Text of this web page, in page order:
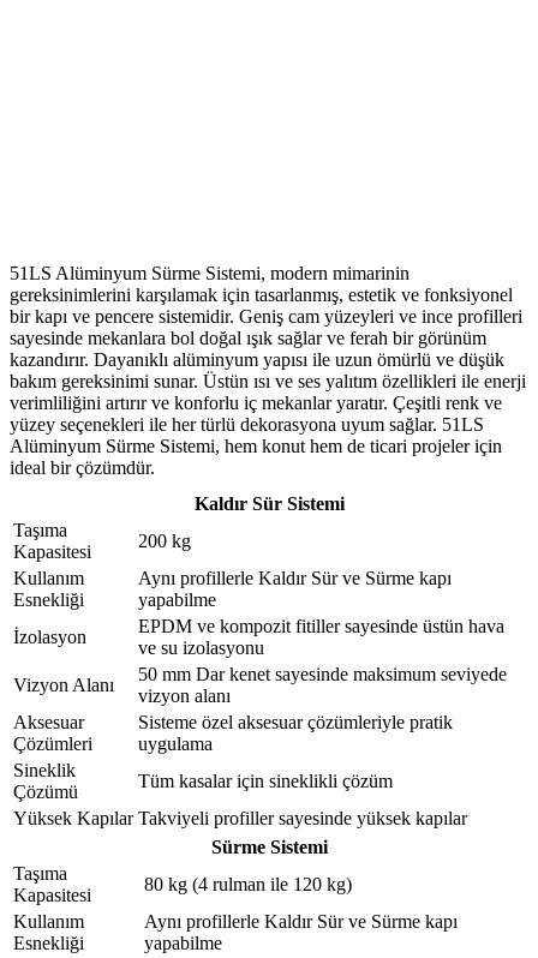
51LS Alüminyum Sürme Sistemi, modern mimarinin
gereksinimlerini karşılamak için tasarlanmış, estetik ve fonksiyonel
bir kapı ve pencere sistemidir. Geniş cam yüzeyleri ve ince profilleri
sayesinde mekanlara bol doğal ışık sağlar ve ferah bir görünüm
kazandırır. Dayanıklı alüminyum yapısı ile uzun ömürlü ve düşük
bakım gereksinimi sunar. Üstün ısı ve ses yalıtım özellikleri ile enerji
verimliliğini artırır ve konforlu iç mekanlar yaratır. Çeşitli renk ve
yüzey seçenekleri ile her türlü dekorasyona uyum sağlar. 51LS
Alüminyum Sürme Sistemi, hem konut hem de ticari projeler için
ideal bir çözümdür.
Kaldır Sür Sistemi
Taşıma
Kapasitesi
200 kg
Kullanım
Esnekliği
Aynı profillerle Kaldır Sür ve Sürme kapı
yapabilme
İzolasyon
EPDM ve kompozit fitiller sayesinde üstün hava
ve su izolasyonu
Vizyon Alanı
50 mm Dar kenet sayesinde maksimum seviyede
vizyon alanı
Aksesuar
Çözümleri
Sisteme özel aksesuar çözümleriyle pratik
uygulama
Sineklik
Çözümü
Tüm kasalar için sineklikli çözüm
Yüksek Kapılar Takviyeli profiller sayesinde yüksek kapılar
Sürme Sistemi
Taşıma
Kapasitesi
80 kg (4 rulman ile 120 kg)
Kullanım
Esnekliği
Aynı profillerle Kaldır Sür ve Sürme kapı
yapabilme